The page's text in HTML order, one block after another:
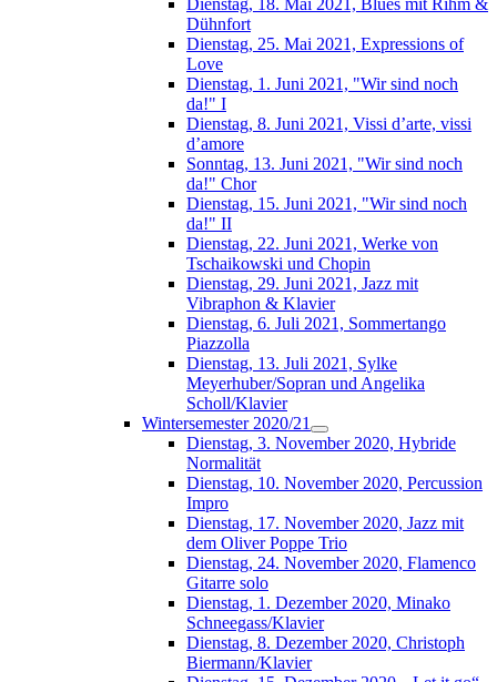
Dühnfort
Dienstag, 25. Mai 2021, Expressions of
Love
Dienstag, 1. Juni 2021, "Wir sind noch
da!" I
Dienstag, 8. Juni 2021, Vissi d’arte, vissi
d’amore
Sonntag, 13. Juni 2021, "Wir sind noch
da!" Chor
Dienstag, 15. Juni 2021, "Wir sind noch
da!" II
Dienstag, 22. Juni 2021, Werke von
Tschaikowski und Chopin
Dienstag, 29. Juni 2021, Jazz mit
Vibraphon & Klavier
Dienstag, 6. Juli 2021, Sommertango
Piazzolla
Dienstag, 13. Juli 2021, Sylke
Meyerhuber/Sopran und Angelika
Scholl/Klavier
Wintersemester 2020/21
Dienstag, 3. November 2020, Hybride
Normalität
Dienstag, 10. November 2020, Percussion
Impro
Dienstag, 17. November 2020, Jazz mit
dem Oliver Poppe Trio
Dienstag, 24. November 2020, Flamenco
Gitarre solo
Dienstag, 1. Dezember 2020, Minako
Schneegass/Klavier
Dienstag, 8. Dezember 2020, Christoph
Biermann/Klavier